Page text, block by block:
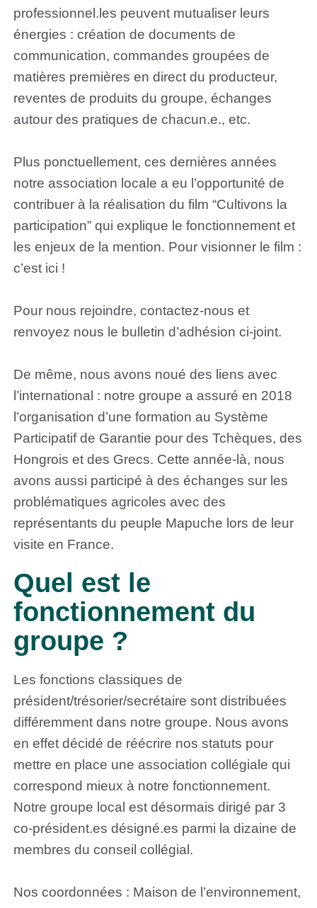
professionnel.les peuvent mutualiser leurs
énergies : création de documents de
communication, commandes groupées de
matières premières en direct du producteur,
reventes de produits du groupe, échanges
autour des pratiques de chacun.e., etc.
Plus ponctuellement, ces dernières années
notre association locale a eu l’opportunité de
contribuer à la réalisation du film “Cultivons la
participation” qui explique le fonctionnement et
les enjeux de la mention. Pour visionner le film :
c’est ici !
Pour nous rejoindre, contactez-nous et
renvoyez nous le bulletin d’adhésion ci-joint.
De même, nous avons noué des liens avec
l’international : notre groupe a assuré en 2018
l’organisation d’une formation au Système
Participatif de Garantie pour des Tchèques, des
Hongrois et des Grecs. Cette année-là, nous
avons aussi participé à des échanges sur les
problématiques agricoles avec des
représentants du peuple Mapuche lors de leur
visite en France.
Quel est le
fonctionnement du
groupe ?
Les fonctions classiques de
président/trésorier/secrétaire sont distribuées
différemment dans notre groupe. Nous avons
en effet décidé de réécrire nos statuts pour
mettre en place une association collégiale qui
correspond mieux à notre fonctionnement.
Notre groupe local est désormais dirigé par 3
co-président.es désigné.es parmi la dizaine de
membres du conseil collégial.
Nos coordonnées : Maison de l’environnement,